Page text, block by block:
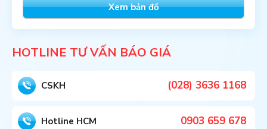
Xem bản đồ
HOTLINE TƯ VẤN BÁO GIÁ
CSKH (028) 3636 1168
Hotline HCM 0903 659 678